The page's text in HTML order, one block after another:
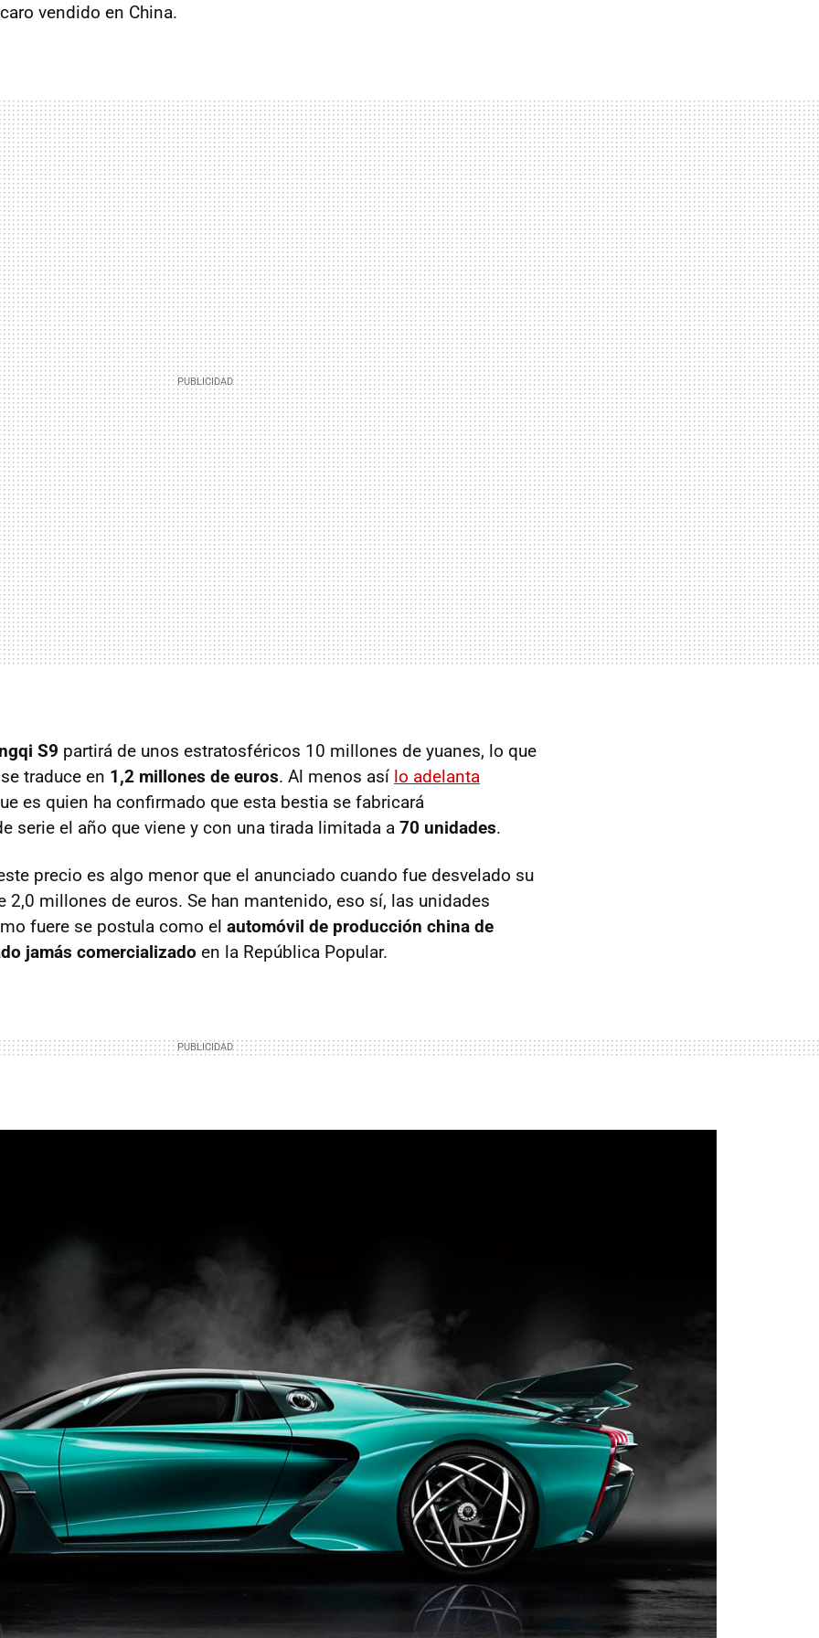
vendido en China.
S9 partirá de unos estratosféricos 10 millones de yuanes, lo que
traduce en 1,2 millones de euros. Al menos así lo adelanta
es quien ha confirmado que esta bestia se fabricará
serie el año que viene y con una tirada limitada a 70 unidades.
precio es algo menor que el anunciado cuando fue desvelado su
2,0 millones de euros. Se han mantenido, eso sí, las unidades
fuere se postula como el automóvil de producción china de
jamás comercializado en la República Popular.